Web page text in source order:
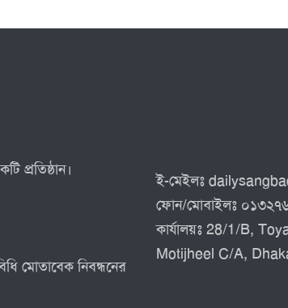
প্রতিষ্ঠান।
মোতাবেক নিবন্ধনের
ই-মেইলঃ
ফোন/মোবাইলঃ
কার্যালয়ঃ 28/1/B,
Motijheel C/A,